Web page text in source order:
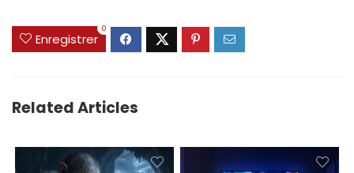
Enregistrer
0
Related Articles